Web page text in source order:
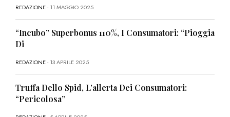
REDAZIONE- 11 MAGGIO 2025
“Incubo” Superbonus 110%, I Consumatori: “Pioggia
Di
REDAZIONE- 13 APRILE 2025
Truffa Dello Spid, L’allerta Dei Consumatori:
“Pericolosa”